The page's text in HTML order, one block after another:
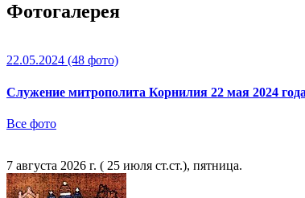
Фотогалерея
22.05.2024 (48 фото)
Служение митрополита Корнилия 22 мая 2024 года
Все фото
7 августа 2026 г. ( 25 июля ст.ст.), пятница.